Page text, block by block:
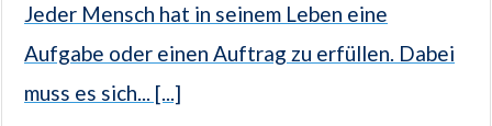
Jeder Mensch hat in seinem Leben eine
Aufgabe oder einen Auftrag zu erfüllen. Dabei
muss es sich... [...]